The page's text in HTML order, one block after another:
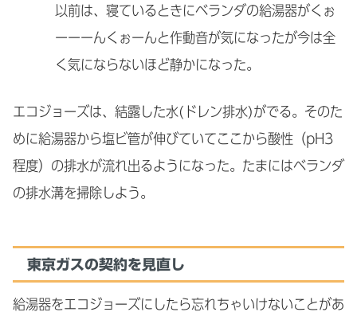
以前は、寝ているときにベランダの給湯器がくぉ
ーーーんくぉーんと作動音が気になったが今は全
く気にならないほど静かになった。
エコジョーズは、結露した水(ドレン排水)がでる。そのた
めに給湯器から塩ビ管が伸びていてここから酸性（pH3
程度）の排水が流れ出るようになった。たまにはベランダ
の排水溝を掃除しよう。
東京ガスの契約を見直し
給湯器をエコジョーズにしたら忘れちゃいけないことがあ